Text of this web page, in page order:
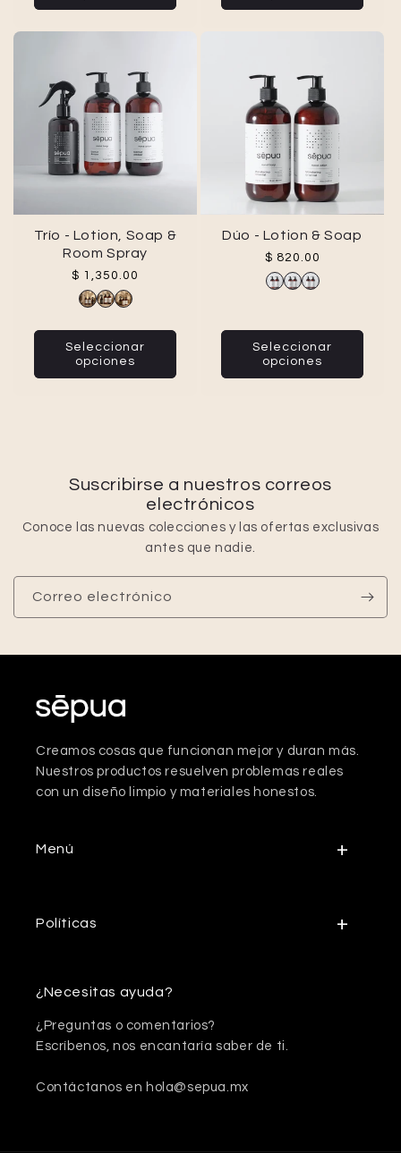
Trío - Lotion, Soap &
Room Spray
Precio habitual
$ 1,350.00
Seleccionar
opciones
Dúo - Lotion & Soap
Precio habitual
$ 820.00
Seleccionar
opciones
Suscribirse a nuestros correos
electrónicos
Conoce las nuevas colecciones y las ofertas exclusivas
antes que nadie.
Correo electrónico
Creamos cosas que funcionan mejor y duran más.
Nuestros productos resuelven problemas reales
con un diseño limpio y materiales honestos.
Menú
Políticas
¿Necesitas ayuda?
¿Preguntas o comentarios?
Escríbenos, nos encantaría saber de ti.
Contáctanos en hola@sepua.mx